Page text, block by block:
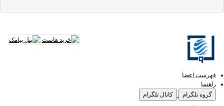
فهرست اعضا
راهنما
گروه تلگرام
کانال تلگرام